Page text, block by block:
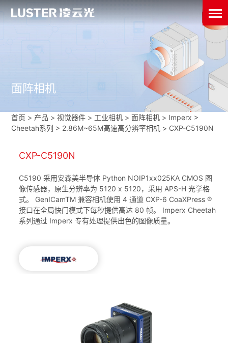
面阵相机
首页 > 产品 > 视觉器件 > 工业相机 >面阵相机 > Imperx >
Cheetah系列 > 2.86M~65M高速高分辨率相机 > CXP-C5190N
CXP-C5190N
C5190 采用安森美半导体 Python NOIP1xx025KA CMOS 图
像传感器，原生分辨率为 5120 x 5120，采用 APS-H 光学格
式。 GenICamTM 兼容相机使用 4 通道 CXP-6 CoaXPress ®
接口在全局快门模式下每秒提供高达 80 帧。 Imperx Cheetah
系列通过 Imperx 专有处理提供出色的图像质量。